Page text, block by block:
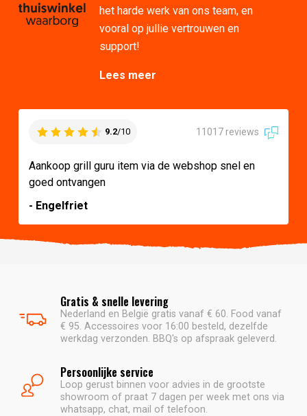
het harde werk van ons team, en
vooral op jullie vertrouwen en
support!
Lees meer
9.2/10 11017 reviews
Aankoop grill guru item via de webshop snel en
goed ontvangen
- Engelfriet
Gratis & snelle levering
Nederland en België gratis vanaf € 60. Food vanaf
€ 95. Accessoires voor 16:00 besteld, dezelfde
werkdag verzonden. BBQ's op afspraak geleverd.
Persoonlijke service
Loop gerust binnen voor advies in de grootste
showroom of praat 7 dagen per week met ons via
whatsapp, chat, mail of telefoon.